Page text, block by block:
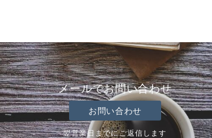
メールでお問い合わせ
お問い合わせ
翌営業日までにご返信します